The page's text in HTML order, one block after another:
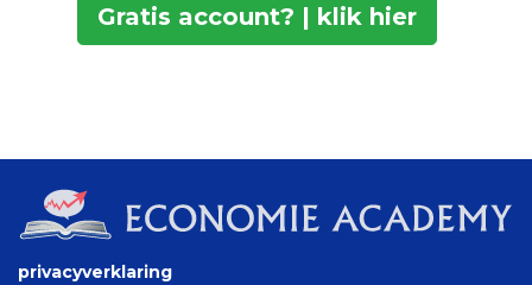
Gratis account? | klik hier
privacyverklaring